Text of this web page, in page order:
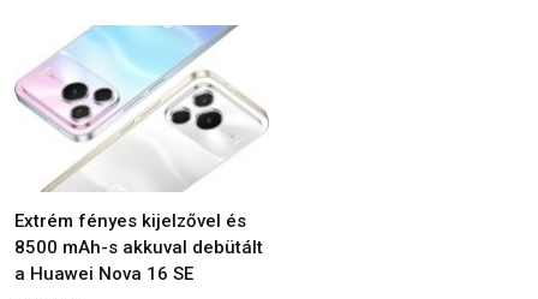
Extrém fényes kijelzővel és
8500 mAh-s akkuval debütált
a Huawei Nova 16 SE